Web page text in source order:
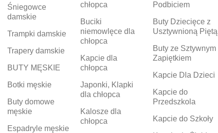
Śniegowce
damskie
Trampki damskie
Trapery damskie
BUTY MĘSKIE
Botki męskie
Buty domowe
męskie
Espadryle męskie
chłopca
Buciki
niemowlęce dla
chłopca
Kapcie dla
chłopca
Japonki, Klapki
dla chłopca
Kalosze dla
chłopca
Podbiciem
Buty Dziecięce z
Usztywnioną Piętą
Buty ze Sztywnym
Zapiętkiem
Kapcie Dla Dzieci
Kapcie do
Przedszkola
Kapcie do Szkoły